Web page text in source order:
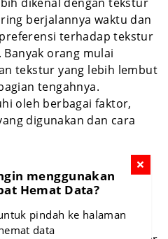
menggunakan
Hemat Data?
pindah ke halaman
data
berjalannya waktu dan
terhadap tekstur
orang mulai
tekstur yang lebih lembut
tengahnya.
oleh berbagai faktor,
digunakan dan cara